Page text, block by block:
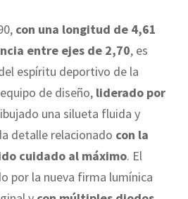
con una longitud de 4,61
entre ejes de 2,70, es
espíritu deportivo de la
de diseño, liderado por
una silueta fluida y
detalle relacionado con la
cuidado al máximo. El
por la nueva firma lumínica